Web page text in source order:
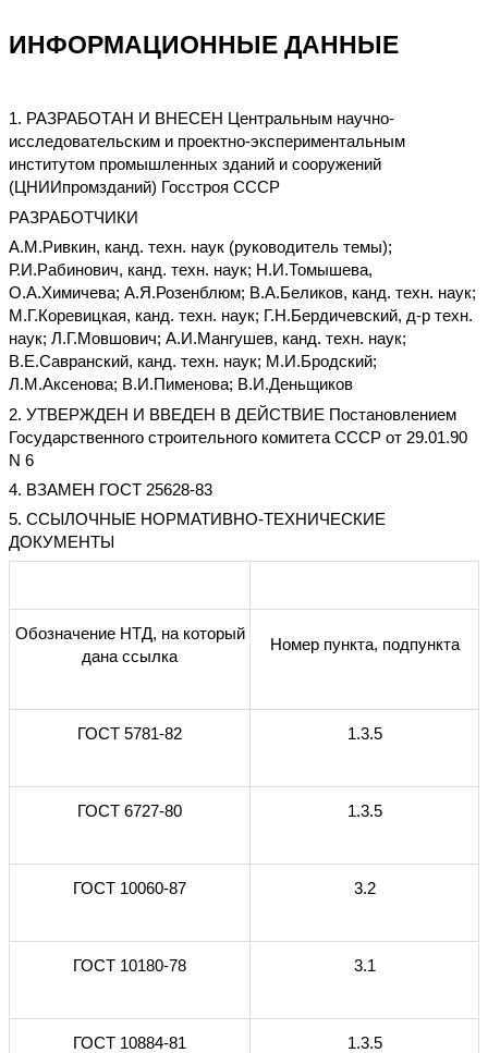
ИНФОРМАЦИОННЫЕ ДАННЫЕ
1. РАЗРАБОТАН И ВНЕСЕН Центральным научно-
исследовательским и проектно-экспериментальным
институтом промышленных зданий и сооружений
(ЦНИИпромзданий) Госстроя СССР
РАЗРАБОТЧИКИ
А.М.Ривкин, канд. техн. наук (руководитель темы);
Р.И.Рабинович, канд. техн. наук; Н.И.Томышева,
О.А.Химичева; А.Я.Розенблюм; В.А.Беликов, канд. техн. наук;
М.Г.Коревицкая, канд. техн. наук; Г.Н.Бердичевский, д-р техн.
наук; Л.Г.Мовшович; А.И.Мангушев, канд. техн. наук;
В.Е.Савранский, канд. техн. наук; М.И.Бродский;
Л.М.Аксенова; В.И.Пименова; В.И.Деньщиков
2. УТВЕРЖДЕН И ВВЕДЕН В ДЕЙСТВИЕ Постановлением
Государственного строительного комитета СССР от 29.01.90
N 6
4. ВЗАМЕН ГОСТ 25628-83
5. ССЫЛОЧНЫЕ НОРМАТИВНО-ТЕХНИЧЕСКИЕ
ДОКУМЕНТЫ
Обозначение НТД, на который
дана ссылка
Номер пункта, подпункта
ГОСТ 5781-82 1.3.5
ГОСТ 6727-80 1.3.5
ГОСТ 10060-87 3.2
ГОСТ 10180-78 3.1
ГОСТ 10884-81 1.3.5